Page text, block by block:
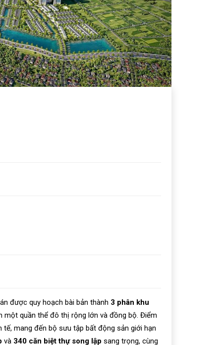
được quy hoạch bài bản thành 3 phân khu
một quần thể đô thị rộng lớn và đồng bộ. Điểm
mang đến bộ sưu tập bất động sản giới hạn
và 340 căn biệt thự song lập sang trọng, cùng